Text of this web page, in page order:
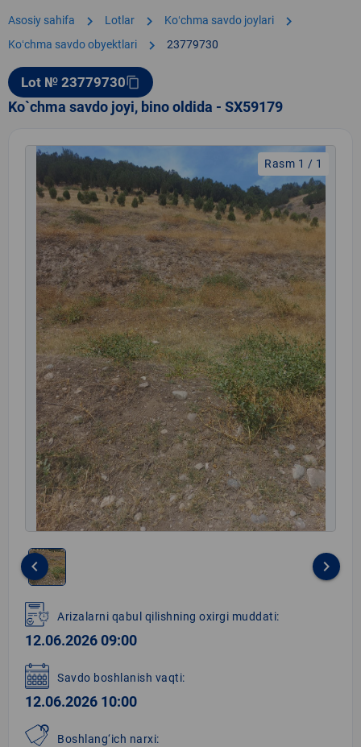
Asosiy sahifa chevron_right Lotlar chevron_right Koʻchma savdo joylari chevron_right
Koʻchma savdo obyektlari chevron_right 23779730
Lot № 23779730content_copy
Ko`chma savdo joyi, bino oldida - SX59179
Rasm 1 / 1
1
of
1
keyboard_arrow_left keyboard_arrow_right
Arizalarni qabul qilishning oxirgi muddati:
12.06.2026 09:00
Savdo boshlanish vaqti:
12.06.2026 10:00
Boshlang‘ich narxi: